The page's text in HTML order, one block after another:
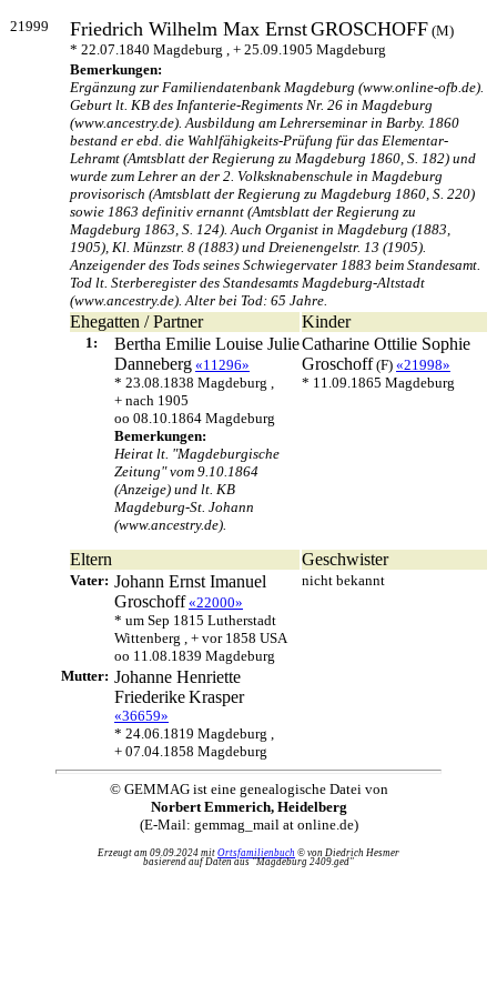
21999 Friedrich Wilhelm Max ErnstGROSCHOFF (M)
* 22.07.1840 Magdeburg , + 25.09.1905 Magdeburg
Bemerkungen:
Ergänzung zur Familiendatenbank Magdeburg (www.online-ofb.de).
Geburt lt. KB des Infanterie-Regiments Nr. 26 in Magdeburg
(www.ancestry.de). Ausbildung am Lehrerseminar in Barby. 1860
bestand er ebd. die Wahlfähigkeits-Prüfung für das Elementar-
Lehramt (Amtsblatt der Regierung zu Magdeburg 1860, S. 182) und
wurde zum Lehrer an der 2. Volksknabenschule in Magdeburg
provisorisch (Amtsblatt der Regierung zu Magdeburg 1860, S. 220)
sowie 1863 definitiv ernannt (Amtsblatt der Regierung zu
Magdeburg 1863, S. 124). Auch Organist in Magdeburg (1883,
1905), Kl. Münzstr. 8 (1883) und Dreienengelstr. 13 (1905).
Anzeigender des Tods seines Schwiegervater 1883 beim Standesamt.
Tod lt. Sterberegister des Standesamts Magdeburg-Altstadt
(www.ancestry.de). Alter bei Tod: 65 Jahre.
Ehegatten / Partner Kinder
1:
Bertha Emilie Louise Julie
Danneberg «11296»
* 23.08.1838 Magdeburg ,
+ nach 1905
oo 08.10.1864 Magdeburg
Bemerkungen:
Heirat lt. "Magdeburgische
Zeitung" vom 9.10.1864
(Anzeige) und lt. KB
Magdeburg-St. Johann
(www.ancestry.de).
Catharine Ottilie Sophie
Groschoff(F) «21998»
* 11.09.1865 Magdeburg
Eltern Geschwister
Vater: Johann Ernst Imanuel
Groschoff «22000»
* um Sep 1815 Lutherstadt
Wittenberg , + vor 1858 USA
oo 11.08.1839 Magdeburg
nicht bekannt
Mutter: Johanne Henriette
FriederikeKrasper
«36659»
* 24.06.1819 Magdeburg ,
+ 07.04.1858 Magdeburg
© GEMMAG ist eine genealogische Datei von
Norbert Emmerich, Heidelberg
(E-Mail: gemmag_mail at online.de)
Erzeugt am 09.09.2024 mit Ortsfamilienbuch © von Diedrich Hesmer
basierend auf Daten aus "Magdeburg 2409.ged"